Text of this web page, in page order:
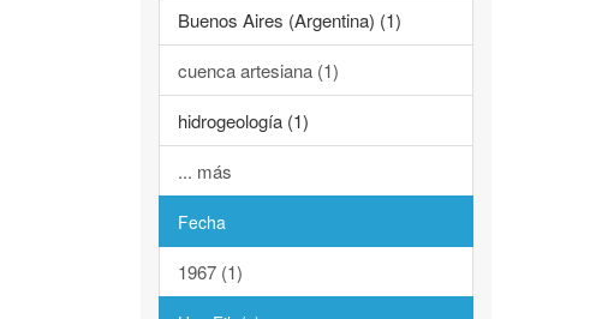
Buenos Aires (Argentina) (1)
cuenca artesiana (1)
hidrogeología (1)
... más
Fecha
1967 (1)